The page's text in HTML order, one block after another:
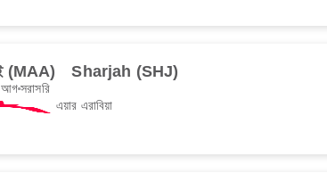
(MAA) Sharjah (SHJ)
আগসরাসরি
এয়ার এরাবিয়া